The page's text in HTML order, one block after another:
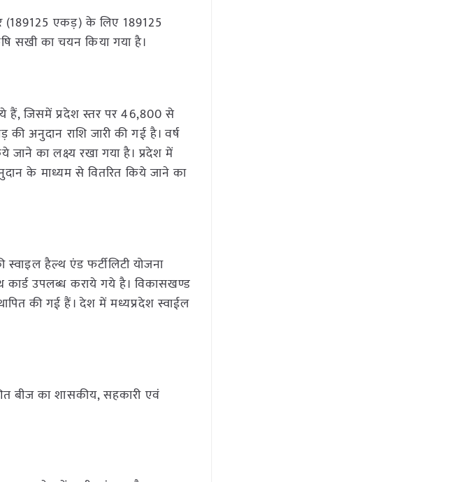
(189125 एकड़) के लिए 189125
सखी का चयन किया गया है।
हैं, जिसमें प्रदेश स्तर पर 46,800 से
अनुदान राशि जारी की गई है। वर्ष
का लक्ष्य रखा गया है। प्रदेश में
के माध्यम से वितरित किये जाने का
हैल्थ एंड फर्टीलिटी योजना
उपलब्ध कराये गये है। विकासखण्ड
की गई हैं। देश में मध्यप्रदेश स्वाईल
बीज का शासकीय, सहकारी एवं